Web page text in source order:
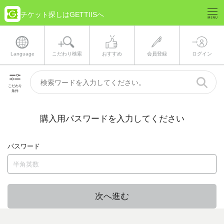
チケット探しはGETTIISへ
Language こだわり検索 おすすめ 会員登録 ログイン
こだわり
条件
購入用パスワードを入力してください
パスワード
次へ進む